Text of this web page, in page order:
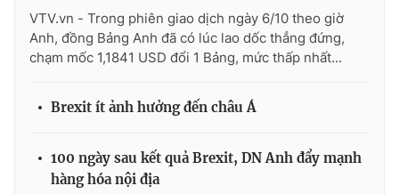
VTV Money VTV Thể thao
VTV Sức khoẻ Bất động sản
VTV4 Vươn mình bằng AI
VTV.vn - Trong phiên giao dịch ngày 6/10 theo giờ
Anh, đồng Bảng Anh đã có lúc lao dốc thẳng đứng,
chạm mốc 1,1841 USD đổi 1 Bảng, mức thấp nhất...
Brexit ít ảnh hưởng đến châu Á
100 ngày sau kết quả Brexit, DN Anh đẩy mạnh
hàng hóa nội địa